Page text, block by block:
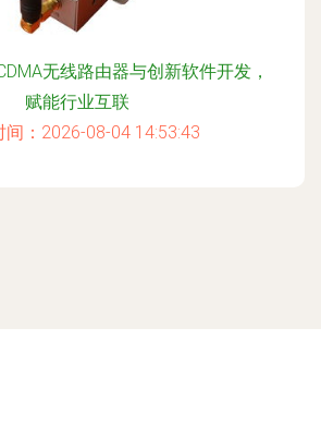
无线路由器与创新软件开发，
赋能行业互联
间：2026-08-04 14:53:43